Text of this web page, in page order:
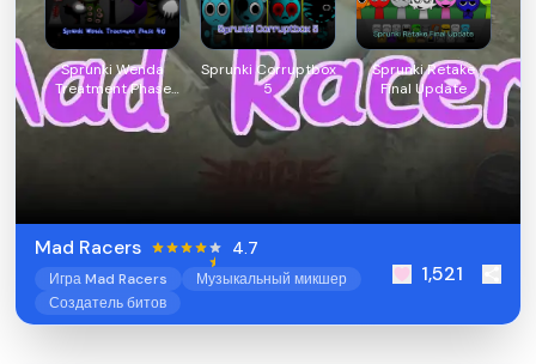
Sprunki Wenda
Treatment Phase
40
Sprunki Corruptbox
5
Sprunki Retake
Final Update
Mad Racers 4.7
Игра Mad Racers
Музыкальный микшер
Создатель битов
1,521